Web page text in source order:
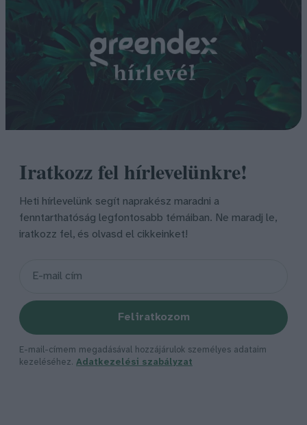
Iratkozz fel hírlevelünkre!
Heti hírlevelünk segít naprakész maradni a
fenntarthatóság legfontosabb témáiban. Ne maradj le,
iratkozz fel, és olvasd el cikkeinket!
Feliratkozom
E-mail-címem megadásával hozzájárulok személyes adataim
kezeléséhez. Adatkezelési szabályzat